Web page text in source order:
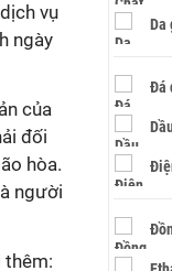
vụ
ngày
của
đối
hòa.
người
thêm:
Da
Đá